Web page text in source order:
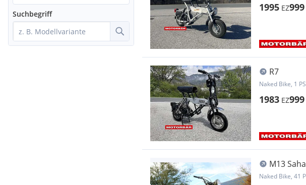
1995 EZ999
R7
Naked Bike, 1
1983 EZ999
M13
Naked Bike, 41
Suchbegriff